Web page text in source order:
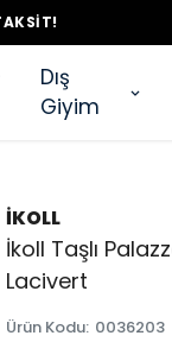
Dış
Giyim
İKOLL
İkoll Taşlı
Lacivert
Ürün Kodu: 0036203